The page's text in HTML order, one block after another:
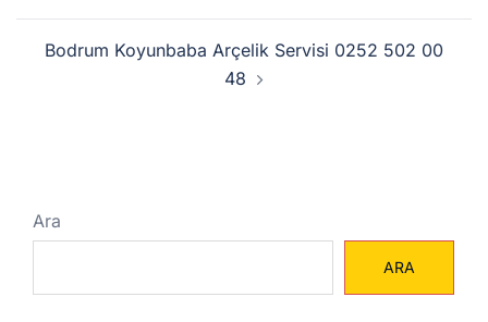
Bodrum Koyunbaba Arçelik Servisi 0252 502 00
48
Ara
ARA